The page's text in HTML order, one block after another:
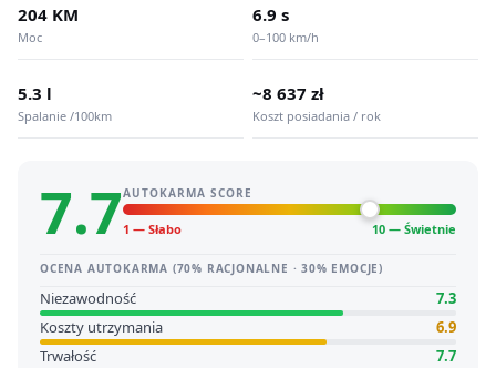
204 KM
Moc
6.9 s
0–100 km/h
5.3 l
Spalanie /100km
~8 637 zł
Koszt posiadania / rok
7.7AUTOKARMA SCORE
1 — Słabo 10 — Świetnie
OCENA AUTOKARMA (70% RACJONALNE · 30% EMOCJE)
Niezawodność
7.3
Koszty utrzymania
6.9
Trwałość
7.7